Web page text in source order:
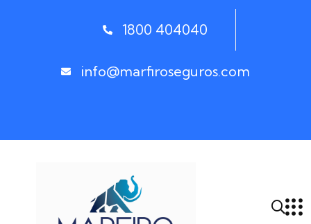
1800 404040
info@marfiroseguros.com